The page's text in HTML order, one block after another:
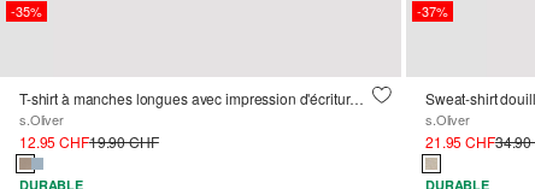
-35%
T-shirt à manches longues avec impression d'écriture décorée
s.Oliver
12.95 CHF19.90 CHF
DURABLE
-37%
Sweat-shirt
s.Oliver
21.95 CHF34.90
DURABLE